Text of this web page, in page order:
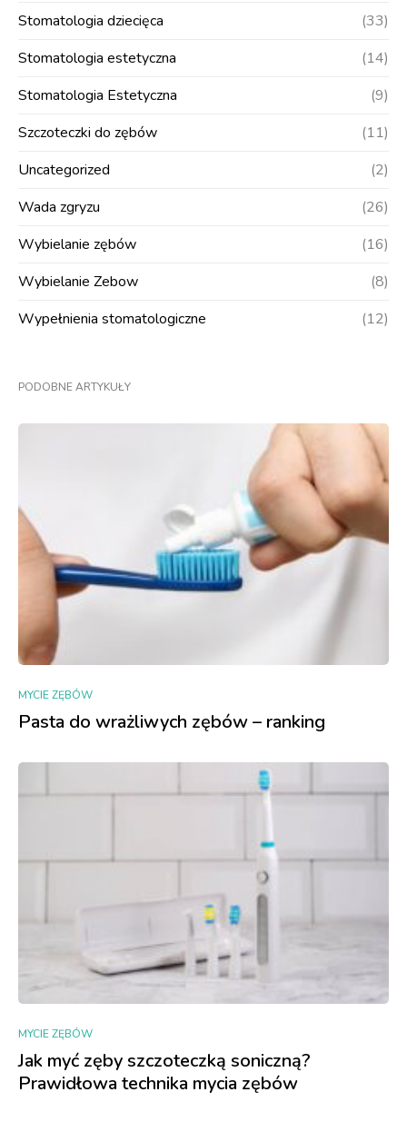
Stomatologia dziecięca
(33)
Stomatologia estetyczna
(14)
Stomatologia Estetyczna
(9)
Szczoteczki do zębów
(11)
Uncategorized
(2)
Wada zgryzu
(26)
Wybielanie zębów
(16)
Wybielanie Zebow
(8)
Wypełnienia stomatologiczne
(12)
PODOBNE ARTYKUŁY
MYCIE ZĘBÓW
Pasta do wrażliwych zębów – ranking
MYCIE ZĘBÓW
Jak myć zęby szczoteczką soniczną?
Prawidłowa technika mycia zębów